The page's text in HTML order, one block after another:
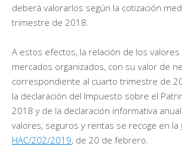
deberá valorarlos según la cotización
trimestre de 2018.
A estos efectos, la relación de los
mercados organizados, con su valor de
correspondiente al cuarto trimestre de
la declaración del Impuesto sobre el
2018 y de la declaración informativa
valores, seguros y rentas se recoge en la
HAC/202/2019, de 20 de febrero.